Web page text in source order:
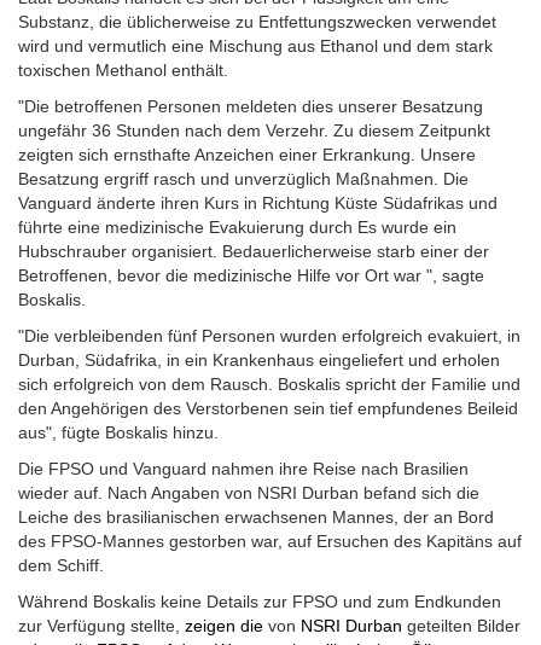
Substanz, die üblicherweise zu Entfettungszwecken verwendet
wird und vermutlich eine Mischung aus Ethanol und dem stark
toxischen Methanol enthält.
"Die betroffenen Personen meldeten dies unserer Besatzung
ungefähr 36 Stunden nach dem Verzehr. Zu diesem Zeitpunkt
zeigten sich ernsthafte Anzeichen einer Erkrankung. Unsere
Besatzung ergriff rasch und unverzüglich Maßnahmen. Die
Vanguard änderte ihren Kurs in Richtung Küste Südafrikas und
führte eine medizinische Evakuierung durch Es wurde ein
Hubschrauber organisiert. Bedauerlicherweise starb einer der
Betroffenen, bevor die medizinische Hilfe vor Ort war ", sagte
Boskalis.
"Die verbleibenden fünf Personen wurden erfolgreich evakuiert, in
Durban, Südafrika, in ein Krankenhaus eingeliefert und erholen
sich erfolgreich von dem Rausch. Boskalis spricht der Familie und
den Angehörigen des Verstorbenen sein tief empfundenes Beileid
aus", fügte Boskalis hinzu.
Die FPSO und Vanguard nahmen ihre Reise nach Brasilien
wieder auf. Nach Angaben von NSRI Durban befand sich die
Leiche des brasilianischen erwachsenen Mannes, der an Bord
des FPSO-Mannes gestorben war, auf Ersuchen des Kapitäns auf
dem Schiff.
Während Boskalis keine Details zur FPSO und zum Endkunden
zur Verfügung stellte, zeigen die von NSRI Durban geteilten Bilder